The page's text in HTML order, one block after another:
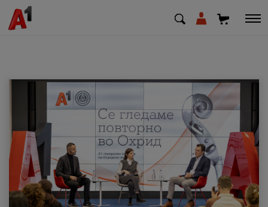
МК SQ
Приватни Деловни